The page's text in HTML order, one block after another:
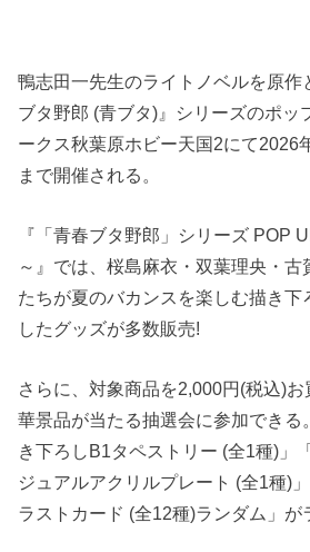
鴨志田一先生のライトノベルを原作
ブタ野郎 (青ブタ)』シリーズのポッ
ークス秋葉原ホビー天国2にて2026
まで開催される。
『「青春ブタ野郎」シリーズ POP
～』では、桜島麻衣・双葉理央・
たちが夏のバカンスを楽しむ描き下
したグッズが多数販売!
さらに、対象商品を2,000円(税込)
華景品が当たる抽選会に参加できる
き下ろしB1タペストリー (全1種)」
ジュアルアクリルプレート (全1種)
ラストカード (全12種)ランダム」が